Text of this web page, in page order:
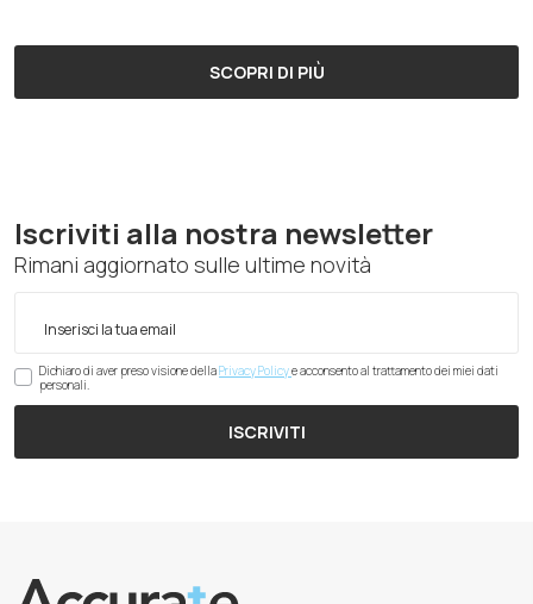
SCOPRI DI PIÙ
Iscriviti alla nostra newsletter
Rimani aggiornato sulle ultime novità
Dichiaro di aver preso visione dellaPrivacy Policye acconsento al trattamento dei miei dati
personali.
ISCRIVITI